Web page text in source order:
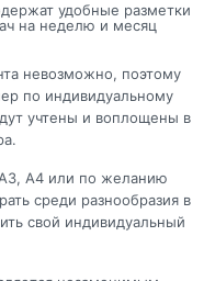
удобные разметки
на неделю и месяц
невозможно, поэтому
по индивидуальному
учтены и воплощены в
А4 или по желанию
среди разнообразия в
свой индивидуальный